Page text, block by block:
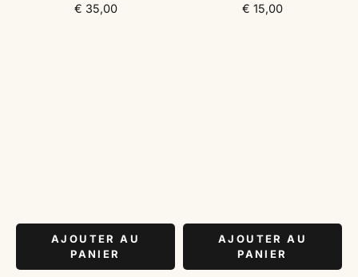
€ 35,00 € 15,00
AJOUTER AU
PANIER
AJOUTER AU
PANIER